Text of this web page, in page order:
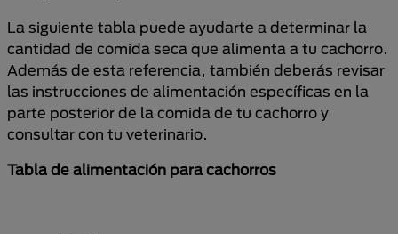
La siguiente tabla puede ayudarte a determinar la
cantidad de comida seca que alimenta a tu cachorro.
Además de esta referencia, también deberás revisar
las instrucciones de alimentación específicas en la
parte posterior de la comida de tu cachorro y
consultar con tu veterinario.
Tabla de alimentación para cachorros